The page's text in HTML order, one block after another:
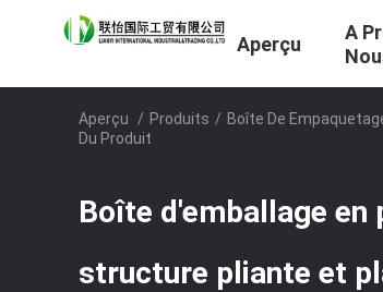
Aperçu
A
Aperçu / Produits / Boîte De
Du Produit
Boîte d'emballage en
structure pliante et